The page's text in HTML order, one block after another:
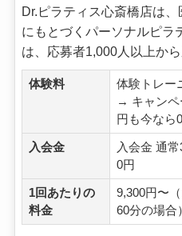
Dr.ピラティス心斎橋店は、
にもとづくパーソナルピラ
は、応募者1,000人以上か
体験料
体験トレー
→ キャン
円も今なら
入会金
入会金 通
0円
1回あたりの
料金
9,300円〜
60分の場合）